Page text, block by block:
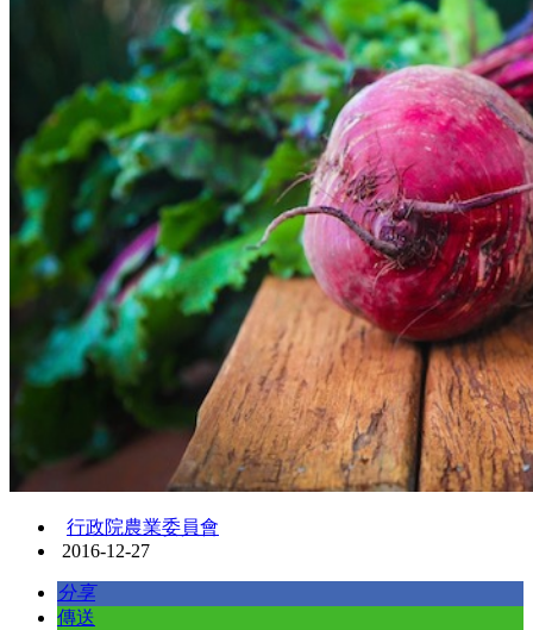
行政院農業委員會
2016-12-27
分享
傳送